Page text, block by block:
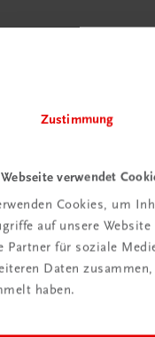
Zustimmung
verwendet
Cookies, um
auf unsere
Partner für soziale
Daten
haben.
innen-
der TRAUNER-
an, die Ihr Leben
einfacher machen.